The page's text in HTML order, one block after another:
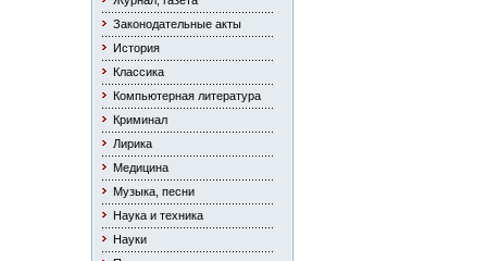
Законодательные акты
История
Классика
Компьютерная литература
Криминал
Лирика
Медицина
Музыка, песни
Наука и техника
Науки